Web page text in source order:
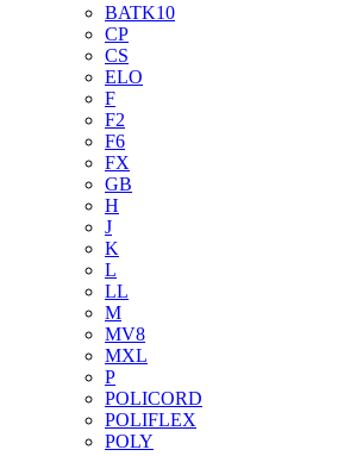
BATK10
CP
CS
ELO
F
F2
F6
FX
GB
H
J
K
L
LL
M
MV8
MXL
P
POLICORD
POLIFLEX
POLY